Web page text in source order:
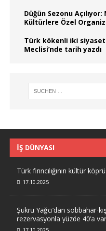
Düğün Sezonu
Kültürlere Özel
Türk kökenli iki
Meclisi’nde tarih yazdı
İŞ DÜNYASI
Türk fırıncılığının kültür
17.10.2025
Şükrü Yağcı’dan sobbahar-
rezervasyonla yüzde 40’a